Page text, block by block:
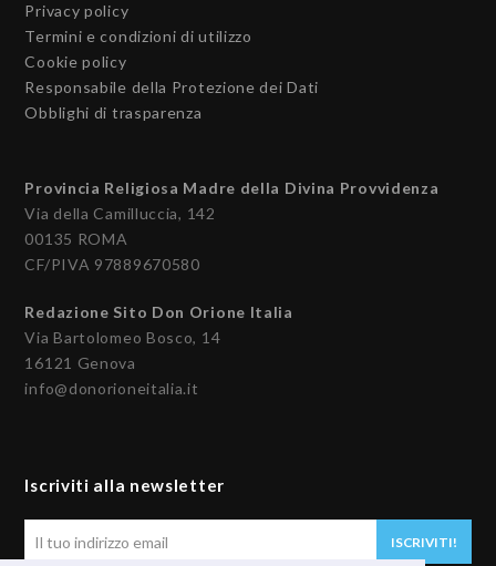
Privacy policy
Termini e condizioni di utilizzo
Cookie policy
Responsabile della Protezione dei Dati
Obblighi di trasparenza
Provincia Religiosa Madre della Divina Provvidenza
Via della Camilluccia, 142
00135 ROMA
CF/PIVA 97889670580
Redazione Sito Don Orione Italia
Via Bartolomeo Bosco, 14
16121 Genova
info@donorioneitalia.it
Iscriviti alla newsletter
ISCRIVITI!